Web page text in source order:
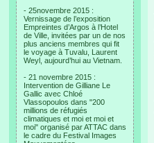
- 25novembre 2015 :
Vernissage de l’exposition
Empreintes d’Argos à l’Hotel
de Ville, invitées par un de nos
plus anciens membres qui fit
le voyage à Tuvalu, Laurent
Weyl, aujourd’hui au Vietnam.
- 21 novembre 2015 :
Intervention de Gilliane Le
Gallic avec Chloé
Vlassopoulos dans "200
millions de réfugiés
climatiques et moi et moi et
moi" organisé par ATTAC dans
le cadre du Festival Images